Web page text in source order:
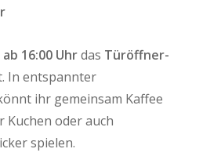
ab 16:00 Uhrdas Türöffner-
In entspannter
ihr gemeinsam Kaffee
Kuchen oder auch
spielen.